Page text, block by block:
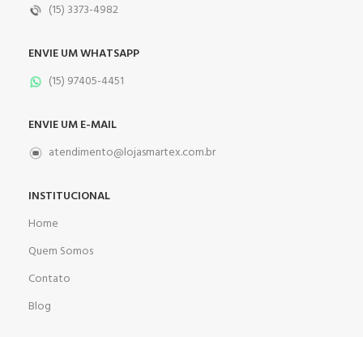
(15) 3373-4982
ENVIE UM WHATSAPP
(15) 97405-4451
ENVIE UM E-MAIL
atendimento@lojasmartex.com.br
INSTITUCIONAL
Home
Quem Somos
Contato
Blog